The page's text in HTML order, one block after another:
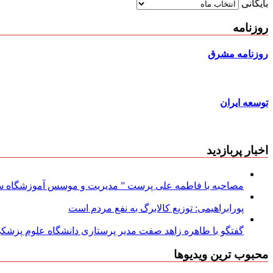
بایگانی
روزنامه
روزنامه مشرق
توسعه ایران
اخبار پربازدید
مصاحبه با فاطمه علی پرست ” مدیریت و موسس آموزشگاه
پورابراهیمی: توزیع کالابرگ به نفع مردم است
گفتگو با طاهره زاهد صفت مدیر پرستاری دانشگاه علوم
محبوب ترین ویدیوها